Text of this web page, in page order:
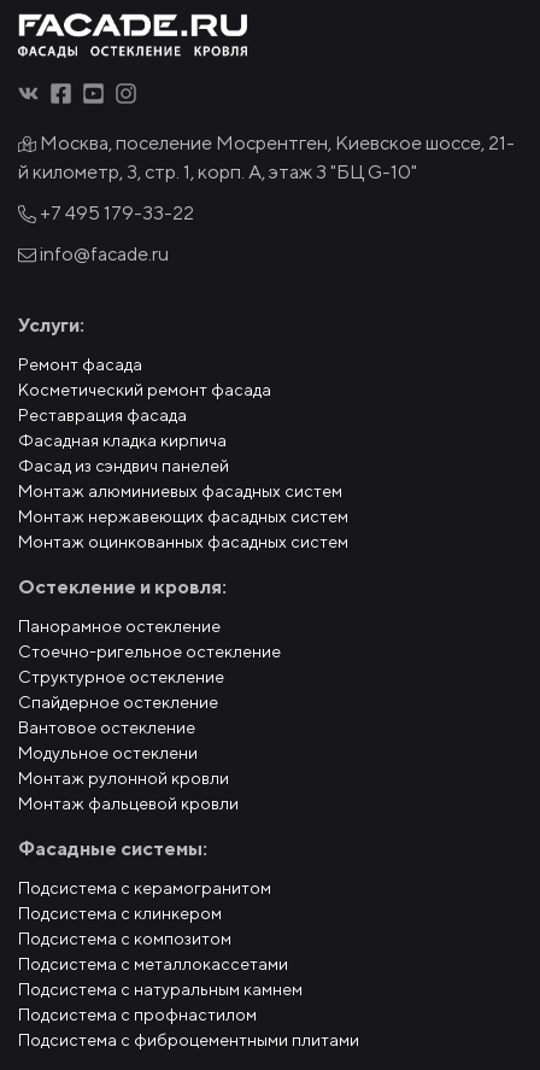
Москва, поселение Мосрентген, Киевское шоссе, 21-
й километр, 3, стр. 1, корп. А, этаж 3 "БЦ G-10"
+7 495 179-33-22
info@facade.ru
Услуги:
Ремонт фасада
Косметический ремонт фасада
Реставрация фасада
Фасадная кладка кирпича
Фасад из сэндвич панелей
Монтаж алюминиевых фасадных систем
Монтаж нержавеющих фасадных систем
Монтаж оцинкованных фасадных систем
Остекление и кровля:
Панорамное остекление
Стоечно-ригельное остекление
Структурное остекление
Спайдерное остекление
Вантовое остекление
Модульное остеклени
Монтаж рулонной кровли
Монтаж фальцевой кровли
Фасадные системы:
Подсистема с керамогранитом
Подсистема с клинкером
Подсистема с композитом
Подсистема с металлокассетами
Подсистема с натуральным камнем
Подсистема с профнастилом
Подсистема с фиброцементными плитами